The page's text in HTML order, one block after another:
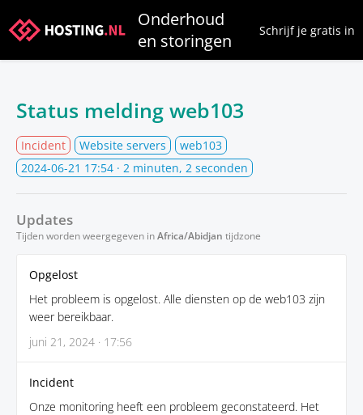
Onderhoud
en storingen
Schrijf je gratis in
Status melding web103
Incident Website servers
web103
2024-06-21 17:54 · 2 minuten, 2 seconden
Updates
Tijden worden weergegeven inAfrica/Abidjan tijdzone
Opgelost
Het probleem is opgelost. Alle diensten op de web103 zijn
weer bereikbaar.
juni 21, 2024 · 17:56
Incident
Onze monitoring heeft een probleem geconstateerd. Het